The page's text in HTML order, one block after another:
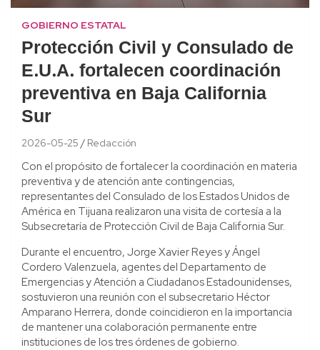
GOBIERNO ESTATAL
Protección Civil y Consulado de
E.U.A. fortalecen coordinación
preventiva en Baja California
Sur
2026-05-25 Redacción
Con el propósito de fortalecer la coordinación en materia
preventiva y de atención ante contingencias,
representantes del Consulado de los Estados Unidos de
América en Tijuana realizaron una visita de cortesía a la
Subsecretaría de Protección Civil de Baja California Sur.
Durante el encuentro, Jorge Xavier Reyes y Ángel
Cordero Valenzuela, agentes del Departamento de
Emergencias y Atención a Ciudadanos Estadounidenses,
sostuvieron una reunión con el subsecretario Héctor
Amparano Herrera, donde coincidieron en la importancia
de mantener una colaboración permanente entre
instituciones de los tres órdenes de gobierno.